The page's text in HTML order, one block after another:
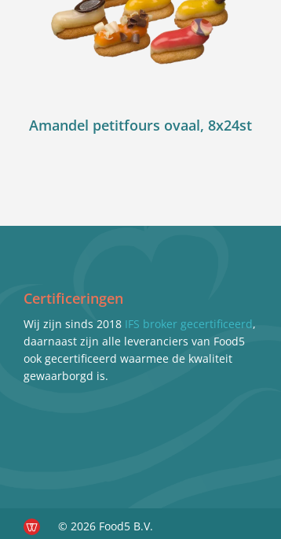
Amandel petitfours ovaal, 8x24st
Certificeringen
Wij zijn sinds 2018 IFS broker gecertificeerd,
daarnaast zijn alle leveranciers van Food5
ook gecertificeerd waarmee de kwaliteit
gewaarborgd is.
© 2026 Food5 B.V.